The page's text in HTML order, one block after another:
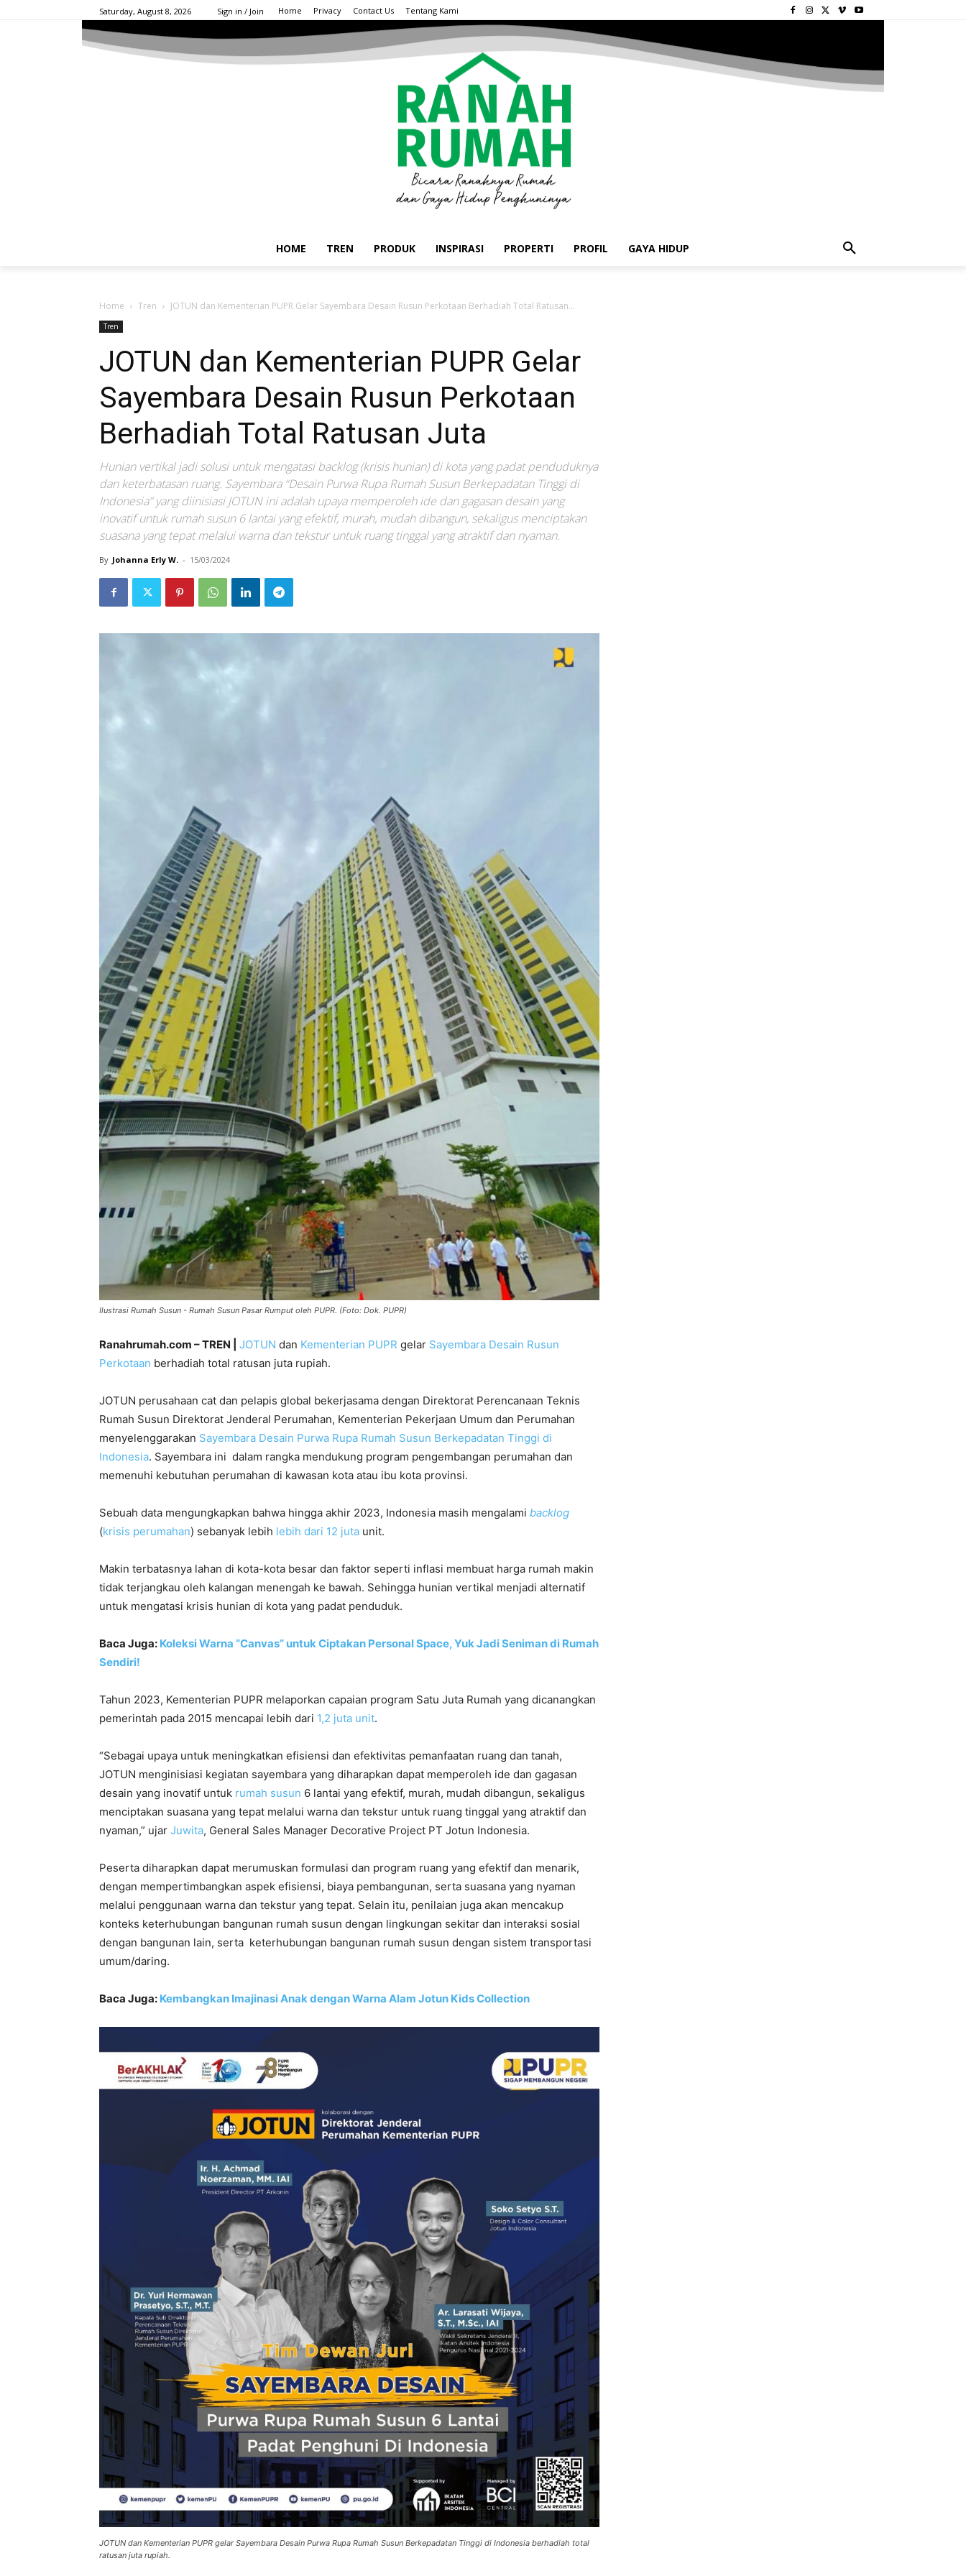
Saturday, August 8, 2026 Sign in / Join Home Privacy Contact Us Tentang Kami
HOME TREN PRODUK INSPIRASI PROPERTI PROFIL GAYA HIDUP
Home Tren JOTUN dan Kementerian PUPR Gelar Sayembara Desain Rusun Perkotaan Berhadiah Total Ratusan...
Tren
JOTUN dan Kementerian PUPR Gelar
Sayembara Desain Rusun Perkotaan
Berhadiah Total Ratusan Juta
Hunian vertikal jadi solusi untuk mengatasi backlog (krisis hunian) di kota yang padat penduduknya
dan keterbatasan ruang. Sayembara “Desain Purwa Rupa Rumah Susun Berkepadatan Tinggi di
Indonesia” yang diinisiasi JOTUN ini adalah upaya memperoleh ide dan gagasan desain yang
inovatif untuk rumah susun 6 lantai yang efektif, murah, mudah dibangun, sekaligus menciptakan
suasana yang tepat melalui warna dan tekstur untuk ruang tinggal yang atraktif dan nyaman.
By Johanna Erly W. - 15/03/2024
Ilustrasi Rumah Susun - Rumah Susun Pasar Rumput oleh PUPR. (Foto: Dok. PUPR)
Ranahrumah.com – TREN | JOTUN dan Kementerian PUPR gelar Sayembara Desain Rusun
Perkotaan berhadiah total ratusan juta rupiah.
JOTUN perusahaan cat dan pelapis global bekerjasama dengan Direktorat Perencanaan Teknis
Rumah Susun Direktorat Jenderal Perumahan, Kementerian Pekerjaan Umum dan Perumahan
menyelenggarakan Sayembara Desain Purwa Rupa Rumah Susun Berkepadatan Tinggi di
Indonesia. Sayembara ini dalam rangka mendukung program pengembangan perumahan dan
memenuhi kebutuhan perumahan di kawasan kota atau ibu kota provinsi.
Sebuah data mengungkapkan bahwa hingga akhir 2023, Indonesia masih mengalami backlog
(krisis perumahan) sebanyak lebih lebih dari 12 juta unit.
Makin terbatasnya lahan di kota-kota besar dan faktor seperti inflasi membuat harga rumah makin
tidak terjangkau oleh kalangan menengah ke bawah. Sehingga hunian vertikal menjadi alternatif
untuk mengatasi krisis hunian di kota yang padat penduduk.
Baca Juga: Koleksi Warna “Canvas” untuk Ciptakan Personal Space, Yuk Jadi Seniman di Rumah
Sendiri!
Tahun 2023, Kementerian PUPR melaporkan capaian program Satu Juta Rumah yang dicanangkan
pemerintah pada 2015 mencapai lebih dari 1,2 juta unit.
“Sebagai upaya untuk meningkatkan efisiensi dan efektivitas pemanfaatan ruang dan tanah,
JOTUN menginisiasi kegiatan sayembara yang diharapkan dapat memperoleh ide dan gagasan
desain yang inovatif untuk rumah susun 6 lantai yang efektif, murah, mudah dibangun, sekaligus
menciptakan suasana yang tepat melalui warna dan tekstur untuk ruang tinggal yang atraktif dan
nyaman,” ujar Juwita, General Sales Manager Decorative Project PT Jotun Indonesia.
Peserta diharapkan dapat merumuskan formulasi dan program ruang yang efektif dan menarik,
dengan mempertimbangkan aspek efisiensi, biaya pembangunan, serta suasana yang nyaman
melalui penggunaan warna dan tekstur yang tepat. Selain itu, penilaian juga akan mencakup
konteks keterhubungan bangunan rumah susun dengan lingkungan sekitar dan interaksi sosial
dengan bangunan lain, serta keterhubungan bangunan rumah susun dengan sistem transportasi
umum/daring.
Baca Juga: Kembangkan Imajinasi Anak dengan Warna Alam Jotun Kids Collection
JOTUN dan Kementerian PUPR gelar Sayembara Desain Purwa Rupa Rumah Susun Berkepadatan Tinggi di Indonesia berhadiah total
ratusan juta rupiah.